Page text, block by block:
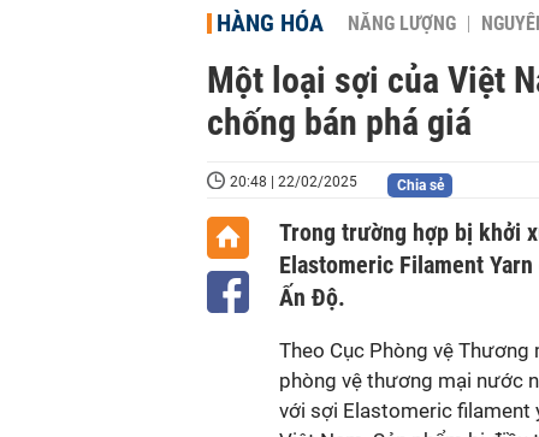
HÀNG HÓA NĂNG LƯỢNG
Một loại sợi của Việt
chống bán phá giá
20:48 | 22/02/2025 Chia sẻ
Trong trường hợp bị khởi
Elastomeric Filament
Ấn Độ.
Theo Cục Phòng vệ
phòng vệ thương mại nước
với sợi Elastomeric filament